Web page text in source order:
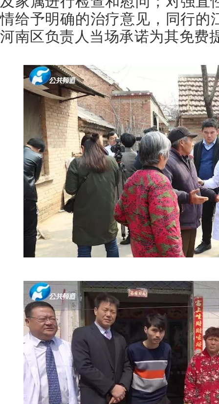
情给予明确的治疗意见，同行的
河南区负责人当场承诺为其免费